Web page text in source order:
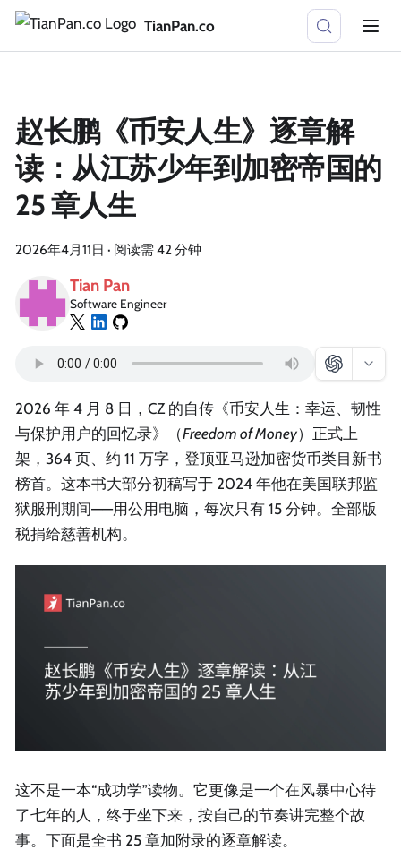
TianPan.co
赵长鹏《币安人生》逐章解
读：从江苏少年到加密帝国的
25 章人生
2026年4月11日 · 阅读需 42 分钟
Tian Pan
Software Engineer
2026 年 4 月 8 日，CZ 的自传《币安人生：幸运、韧性
与保护用户的回忆录》（Freedom of Money）正式上
架，364 页、约 11 万字，登顶亚马逊加密货币类目新书
榜首。这本书大部分初稿写于 2024 年他在美国联邦监
狱服刑期间——用公用电脑，每次只有 15 分钟。全部版
税捐给慈善机构。
这不是一本“成功学”读物。它更像是一个在风暴中心待
了七年的人，终于坐下来，按自己的节奏讲完整个故
事。下面是全书 25 章加附录的逐章解读。